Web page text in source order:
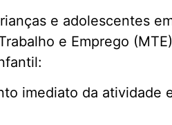
e adolescentes
e Emprego
imediato da atividade